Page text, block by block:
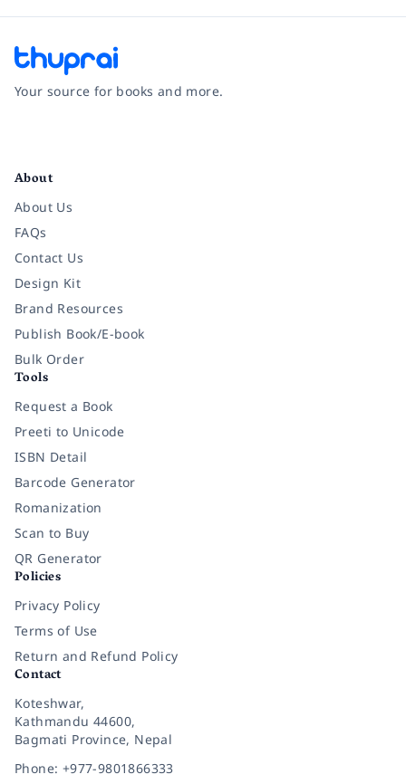
Your source for books and more.
About
About Us
FAQs
Contact Us
Design Kit
Brand Resources
Publish Book/E-book
Bulk Order
Tools
Request a Book
Preeti to Unicode
ISBN Detail
Barcode Generator
Romanization
Scan to Buy
QR Generator
Policies
Privacy Policy
Terms of Use
Return and Refund Policy
Contact
Koteshwar,
Kathmandu 44600,
Bagmati Province, Nepal
Phone: +977-9801866333